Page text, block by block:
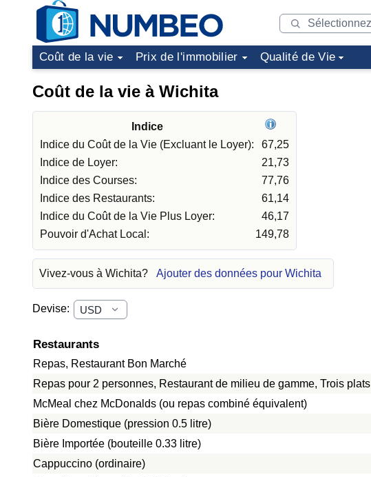
Coût de la vie Prix de l'immobilier Qualité de Vie
Coût de la vie à Wichita
Indice
Indice du Coût de la Vie (Excluant le Loyer):
67,25
Indice de Loyer:
21,73
Indice des Courses:
77,76
Indice des Restaurants:
61,14
Indice du Coût de la Vie Plus Loyer:
46,17
Pouvoir d'Achat Local:
149,78
Vivez-vous à Wichita? Ajouter des données pour Wichita
Devise:
Restaurants
Repas, Restaurant Bon Marché
Repas pour 2 personnes, Restaurant de milieu de gamme, Trois plats
McMeal chez McDonalds (ou repas combiné équivalent)
Bière Domestique (pression 0.5 litre)
Bière Importée (bouteille 0.33 litre)
Cappuccino (ordinaire)